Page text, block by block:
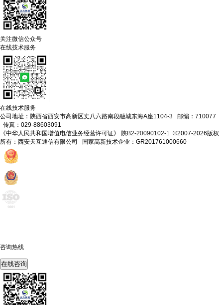
关注微信公众号
在线技术服务
在线技术服务
公司地址：陕西省西安市高新区丈八六路南段融城东海A座1104-3 邮编：710077
传真：029-88603091
《中华人民共和国增值电信业务经营许可证》 陕B2-20090102-1
©2007-2026版权
所有：西安天互通信有限公司 国家高新技术企业：GR201761000660
咨询热线
在线咨询